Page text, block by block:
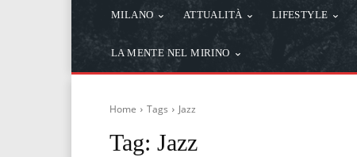
MILANO ATTUALITÀ LIFESTYLE
LA MENTE NEL MIRINO
Home Tags Jazz
Tag: Jazz